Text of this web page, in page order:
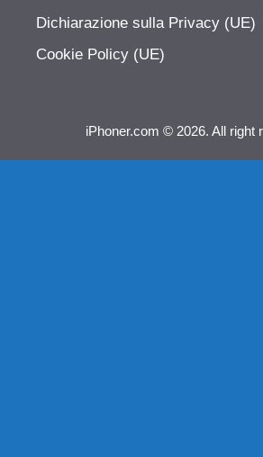
Dichiarazione sulla Privacy (UE)
Cookie Policy (UE)
iPhoner.com © 2026. All right